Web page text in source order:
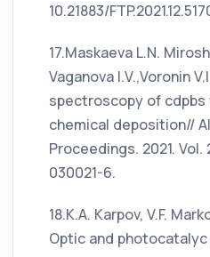
10.21883/
17.Maskaeva L.N.
Vaganova I.V.,Voronin
spectroscopy of
chemical deposition//
Proceedings. 2021. Vol.
030021-6.
18.K.A. Karpov, V.F.
Optic and